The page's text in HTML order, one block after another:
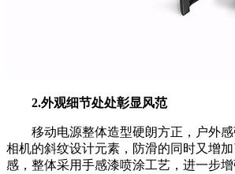
2.外观细节处处彰显风范
移动电源整体造型硬朗方正，户外
相机的斜纹设计元素，防滑的同时又增
感，整体采用手感漆喷涂工艺，进一步